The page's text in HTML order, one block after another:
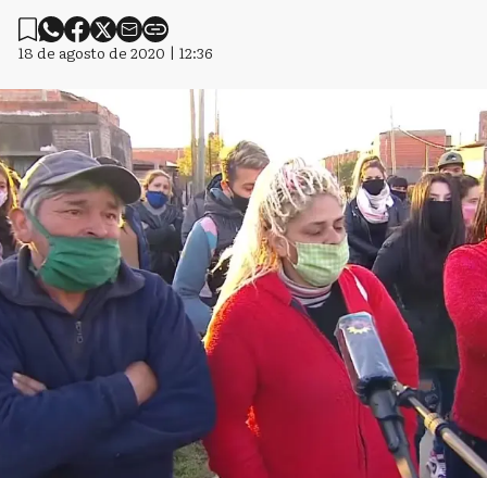
18 de agosto de 2020 | 12:36